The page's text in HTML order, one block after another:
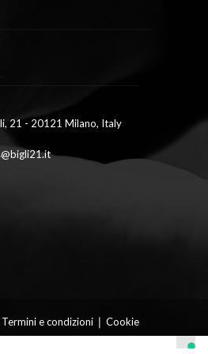
21 - 20121 Milano, Italy
Termini e condizioni | Cookie